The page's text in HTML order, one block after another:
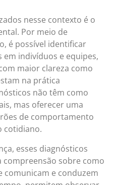
nesse contexto é o
Por meio de
é possível identificar
indivíduos e equipes,
maior clareza como
na prática
não têm como
mas oferecer uma
de comportamento
cotidiano.
esses diagnósticos
sobre como
comunicam e conduzem